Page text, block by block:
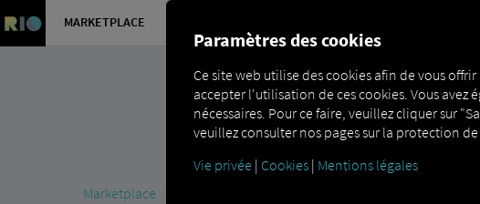
MARKETPLACE
Marketplace
Paramètres des cookies
Ce site web utilise des cookies afin de vous
accepter l'utilisation de ces cookies. Vous
nécessaires. Pour ce faire, veuillez cliquer sur
veuillez consulter nos pages sur la protection
Vie privée | Cookies | Mentions légales